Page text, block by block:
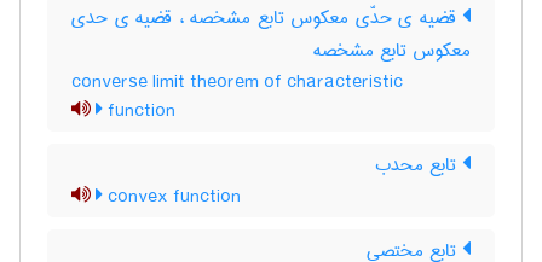
قضیه ی حدّی معکوس تابع مشخصه ، قضیه ی حدی
معکوس تابع مشخصه
converse limit theorem of characteristic
function
تابع محدب
convex function
تابع مختصی